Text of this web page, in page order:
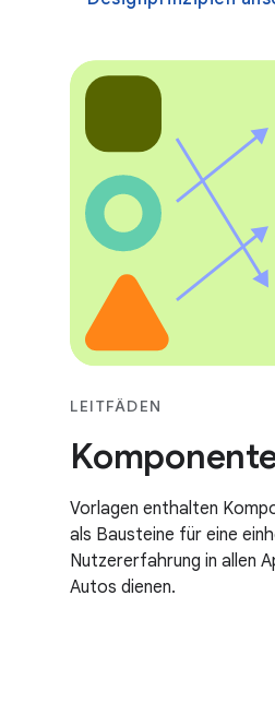
LEITFÄDEN
Vorlagen enthalten
als Bausteine für eine
Nutzererfahrung in allen
Autos dienen.